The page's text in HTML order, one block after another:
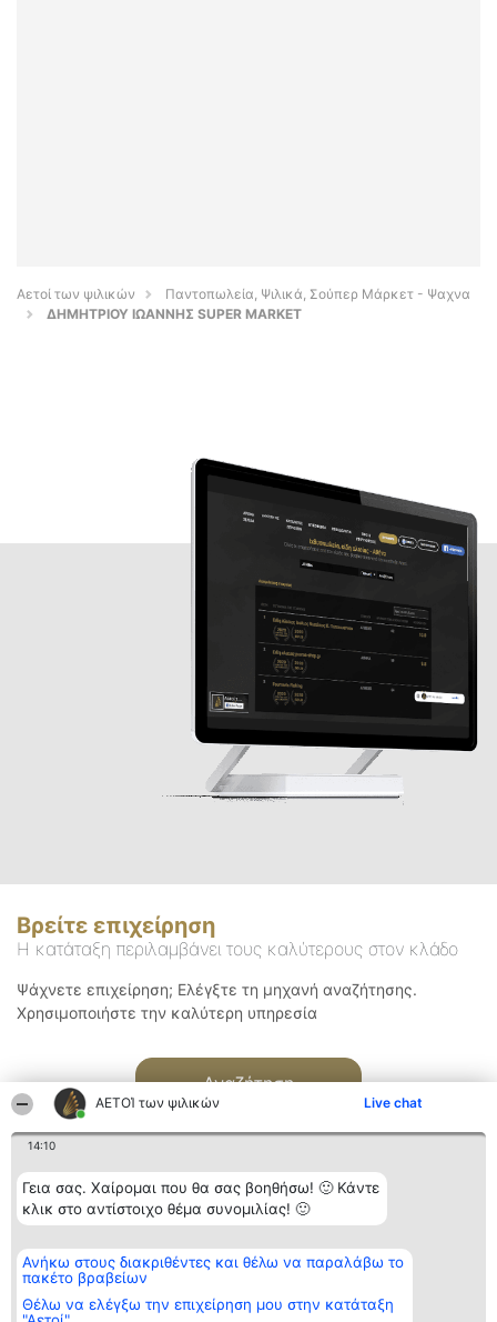
ΑΕΤΟΊ των ψιλικών Live chat
14:10
Γεια σας. Χαίρομαι που θα σας βοηθήσω! 🙂 Κάντε
κλικ στο αντίστοιχο θέμα συνομιλίας! 🙂
Ανήκω στους διακριθέντες και θέλω να παραλάβω το
πακέτο βραβείων
Θέλω να ελέγξω την επιχείρηση μου στην κατάταξη
Αετοί των ψιλικών
Παντοπωλεία, Ψιλικά, Σούπερ Μάρκετ - Ψαχνα
ΔΗΜΗΤΡΙΟΥ ΙΩΑΝΝΗΣ SUPER MARKET
Βρείτε επιχείρηση
Η κατάταξη περιλαμβάνει τους καλύτερους στον κλάδο
Ψάχνετε επιχείρηση; Ελέγξτε τη μηχανή αναζήτησης.
Χρησιμοποιήστε την καλύτερη υπηρεσία
Αναζήτηση
Διοργανωτής της
κατάταξης
BEAUTIFUL COMPANY
ΤΗΛ. ΕΠΙΚΟΙΝΩΝΙΑΣ:
Κατάταξη
Διακριθέντες
των
διακριθέντων
Επικοινωνία
Επικοινωνία